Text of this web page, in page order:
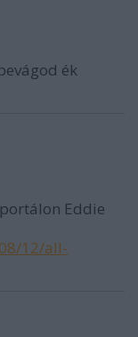
ék
Eddie
12/all-